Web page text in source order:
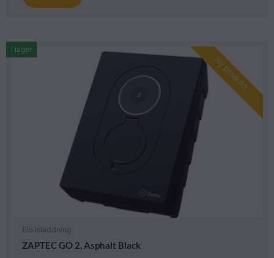
Ny produkt
Elbilsladdning
ZAPTEC GO 2, Asphalt Black
I lager